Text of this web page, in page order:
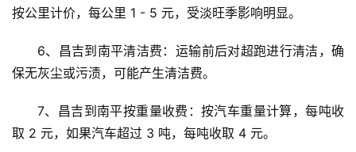
按公里计价，每公里 1 - 5 元，受淡旺季影响明显。
6、昌吉到南平清洁费：运输前后对超跑进行清洁，确
保无灰尘或污渍，可能产生清洁费。
7、昌吉到南平按重量收费：按汽车重量计算，每吨收
取 2 元，如果汽车超过 3 吨，每吨收取 4 元。